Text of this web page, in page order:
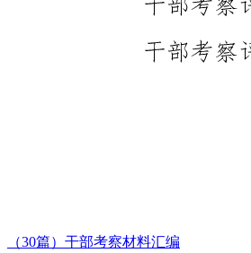
（30篇）干部考察材料汇编